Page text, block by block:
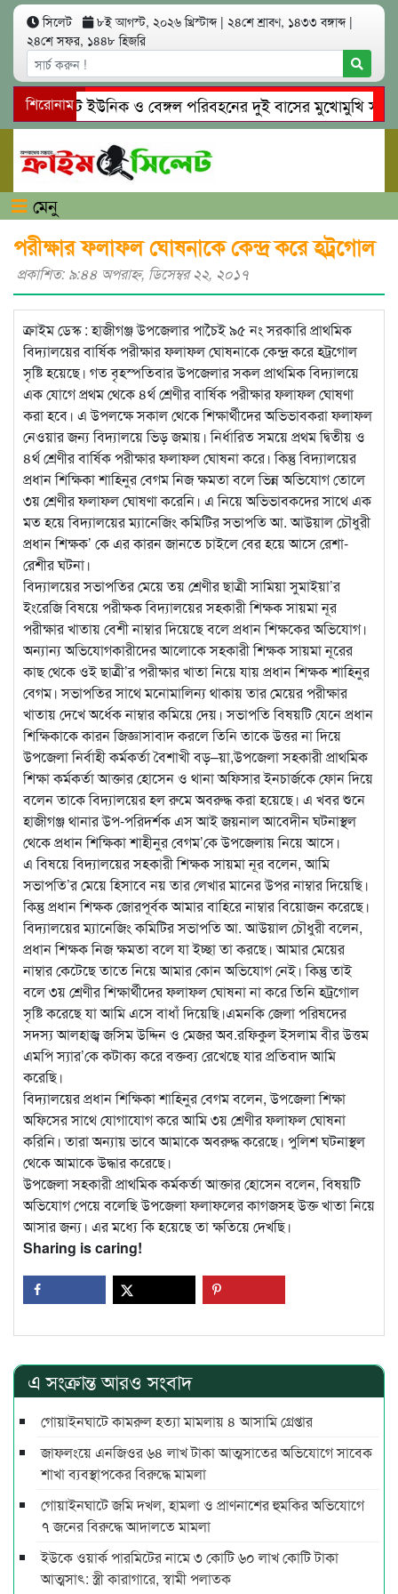
সিলেট ৮ই আগস্ট, ২০২৬ খ্রিস্টাব্দ | ২৪শে শ্রাবণ, ১৪৩৩ বঙ্গাব্দ |
২৪শে সফর, ১৪৪৮ হিজরি
শিরোনাম
সিলেটে ইউনিক ও বেঙ্গল পরিবহনের দুই বাসের মুখোমুখি
গোয়াইনঘাটে প্রেমের ফাঁদে তরুণী পাচার: মাদকাসক্ত রিমালকে
মেনু
পরীক্ষার ফলাফল ঘোষনাকে কেন্দ্র করে হট্রগোল
প্রকাশিত: ৯:৪৪ অপরাহ্ণ, ডিসেম্বর ২২, ২০১৭
ক্রাইম ডেস্ক : হাজীগঞ্জ উপজেলার পাচৈই ৯৫ নং সরকারি প্রাথমিক
বিদ্যালয়ের বার্ষিক পরীক্ষার ফলাফল ঘোষনাকে কেন্দ্র করে হট্রগোল
সৃষ্টি হয়েছে। গত বৃহস্পতিবার উপজেলার সকল প্রাথমিক বিদ্যালয়ে
এক যোগে প্রথম থেকে ৪র্থ শ্রেণীর বার্ষিক পরীক্ষার ফলাফল ঘোষণা
করা হবে। এ উপলক্ষে সকাল থেকে শিক্ষার্থীদের অভিভাবকরা ফলাফল
নেওয়ার জন্য বিদ্যালয়ে ভিড় জমায়। নির্ধারিত সময়ে প্রথম দ্বিতীয় ও
৪র্থ শ্রেণীর বার্ষিক পরীক্ষার ফলাফল ঘোষনা করে। কিন্তু বিদ্যালয়ের
প্রধান শিক্ষিকা শাহিনুর বেগম নিজ ক্ষমতা বলে ভিন্ন অভিযোগ তোলে
৩য় শ্রেণীর ফলাফল ঘোষণা করেনি। এ নিয়ে অভিভাবকদের সাথে এক
মত হয়ে বিদ্যালয়ের ম্যানেজিং কমিটির সভাপতি আ. আউয়াল চৌধুরী
প্রধান শিক্ষক’ কে এর কারন জানতে চাইলে বের হয়ে আসে রেশা-
রেশীর ঘটনা।
বিদ্যালয়ের সভাপতির মেয়ে তয় শ্রেণীর ছাত্রী সামিয়া সুমাইয়া’র
ইংরেজি বিষয়ে পরীক্ষক বিদ্যালয়ের সহকারী শিক্ষক সায়মা নূর
পরীক্ষার খাতায় বেশী নাম্বার দিয়েছে বলে প্রধান শিক্ষকের অভিযোগ।
অন্যান্য অভিযোগকারীদের আলোকে সহকারী শিক্ষক সায়মা নূরের
কাছ থেকে ওই ছাত্রী’র পরীক্ষার খাতা নিয়ে যায় প্রধান শিক্ষক শাহিনুর
বেগম। সভাপতির সাথে মনোমালিন্য থাকায় তার মেয়ের পরীক্ষার
খাতায় দেখে অর্ধেক নাম্বার কমিয়ে দেয়। সভাপতি বিষয়টি যেনে প্রধান
শিক্ষিকাকে কারন জিজ্ঞাসাবাদ করলে তিনি তাকে উত্তর না দিয়ে
উপজেলা নির্বাহী কর্মকর্তা বৈশাখী বড়–য়া,উপজেলা সহকারী প্রাথমিক
শিক্ষা কর্মকর্তা আক্তার হোসেন ও থানা অফিসার ইনচার্জকে ফোন দিয়ে
বলেন তাকে বিদ্যালয়ের হল রুমে অবরুদ্ধ করা হয়েছে। এ খবর শুনে
হাজীগঞ্জ থানার উপ-পরিদর্শক এস আই জয়নাল আবেদীন ঘটনাস্থল
থেকে প্রধান শিক্ষিকা শাহীনুর বেগম’কে উপজেলায় নিয়ে আসে।
এ বিষয়ে বিদ্যালয়ের সহকারী শিক্ষক সায়মা নূর বলেন, আমি
সভাপতি’র মেয়ে হিসাবে নয় তার লেখার মানের উপর নাম্বার দিয়েছি।
কিন্তু প্রধান শিক্ষক জোরপূর্বক আমার বাহিরে নাম্বার বিয়োজন করেছে।
বিদ্যালয়ের ম্যানেজিং কমিটির সভাপতি আ. আউয়াল চৌধুরী বলেন,
প্রধান শিক্ষক নিজ ক্ষমতা বলে যা ইচ্ছা তা করছে। আমার মেয়ের
নাম্বার কেটেছে তাতে নিয়ে আমার কোন অভিযোগ নেই। কিন্তু তাই
বলে ৩য় শ্রেণীর শিক্ষার্থীদের ফলাফল ঘোষনা না করে তিনি হট্রগোল
সৃষ্টি করেছে যা আমি এসে বাধাঁ দিয়েছি।এমনকি জেলা পরিষদের
সদস্য আলহাজ্ব জসিম উদ্দিন ও মেজর অব.রফিকুল ইসলাম বীর উত্তম
এমপি স্যার’কে কটাক্য করে বক্তব্য রেখেছে যার প্রতিবাদ আমি
করেছি।
বিদ্যালয়ের প্রধান শিক্ষিকা শাহিনুর বেগম বলেন, উপজেলা শিক্ষা
অফিসের সাথে যোগাযোগ করে আমি ৩য় শ্রেণীর ফলাফল ঘোষনা
করিনি। তারা অন্যায় ভাবে আমাকে অবরুদ্ধ করেছে। পুলিশ ঘটনাস্থল
থেকে আমাকে উদ্ধার করেছে।
উপজেলা সহকারী প্রাথমিক কর্মকর্তা আক্তার হোসেন বলেন, বিষয়টি
অভিযোগ পেয়ে বলেছি উপজেলা ফলাফলের কাগজসহ উক্ত খাতা নিয়ে
আসার জন্য। এর মধ্যে কি হয়েছে তা ক্ষতিয়ে দেখছি।
Sharing is caring!
এ সংক্রান্ত আরও সংবাদ
গোয়াইনঘাটে কামরুল হত্যা মামলায় ৪ আসামি গ্রেপ্তার
জাফলংয়ে এনজিওর ৬৪ লাখ টাকা আত্মসাতের অভিযোগে সাবেক
শাখা ব্যবস্থাপকের বিরুদ্ধে মামলা
গোয়াইনঘাটে জমি দখল, হামলা ও প্রাণনাশের হুমকির অভিযোগে
৭ জনের বিরুদ্ধে আদালতে মামলা
ইউকে ওয়ার্ক পারমিটের নামে ৩ কোটি ৬০ লাখ কোটি টাকা
আত্মসাৎ: স্ত্রী কারাগারে, স্বামী পলাতক